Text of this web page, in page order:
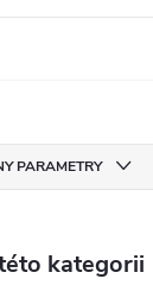
PARAMETRY
kategorii